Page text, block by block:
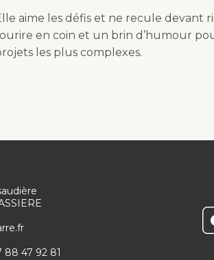
aime les défis et ne recule devant
en coin et un brin d’humour
les plus complexes.
88 47 92 81